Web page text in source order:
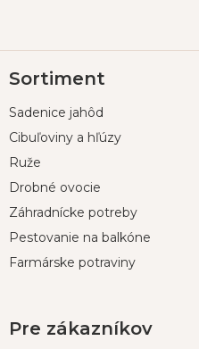
á
ä
Sortiment
Sadenice jahôd
Cibuľoviny a hľúzy
Ruže
Drobné ovocie
Záhradnícke potreby
Pestovanie na balkóne
Farmárske potraviny
Pre zákazníkov